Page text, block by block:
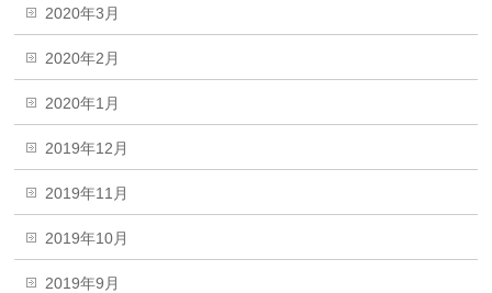
2020年3月
2020年2月
2020年1月
2019年12月
2019年11月
2019年10月
2019年9月